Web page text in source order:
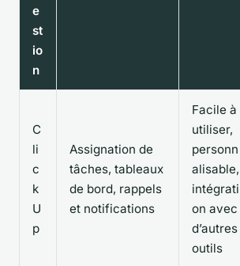
e
st
io
n
C
li
c
k
U
p
Assignation de
tâches, tableaux
de bord, rappels
et notifications
Facile à
utiliser,
personn
alisable,
intégrati
on avec
d’autres
outils